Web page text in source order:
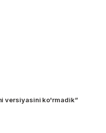
versiyasini ko'rmadik”